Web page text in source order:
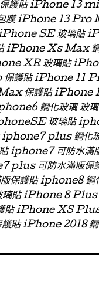
護貼 iPhone 13
膜 iPhone 13 Pro
SE 玻璃貼
iPhone Xs Max 鋼
XR 玻璃貼
護貼 iPhone 11
保護貼 iPhone
鋼化玻璃 玻璃
玻璃貼
iphone7 plus 鋼化
iphone7 可防水滿
plus 可防水滿版保
保護貼 iphone8 鋼
貼 iPhone 8 Plus
貼 iPhone XS Plus
貼 iPhone 2018 鋼